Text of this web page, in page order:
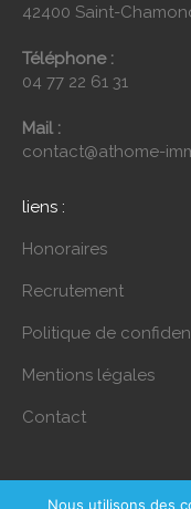
42400 Saint-
Téléphone :
04 77 22 61 31
Mail :
contact@athome-
liens :
Honoraires
Recrutement
Politique de
Mentions légales
Contact
Nous utilisons des